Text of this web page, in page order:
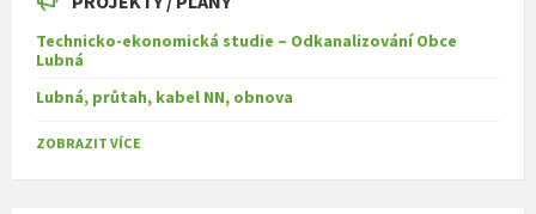
Technicko-ekonomická studie – Odkanalizování Obce
Lubná
Lubná, průtah, kabel NN, obnova
ZOBRAZIT VÍCE